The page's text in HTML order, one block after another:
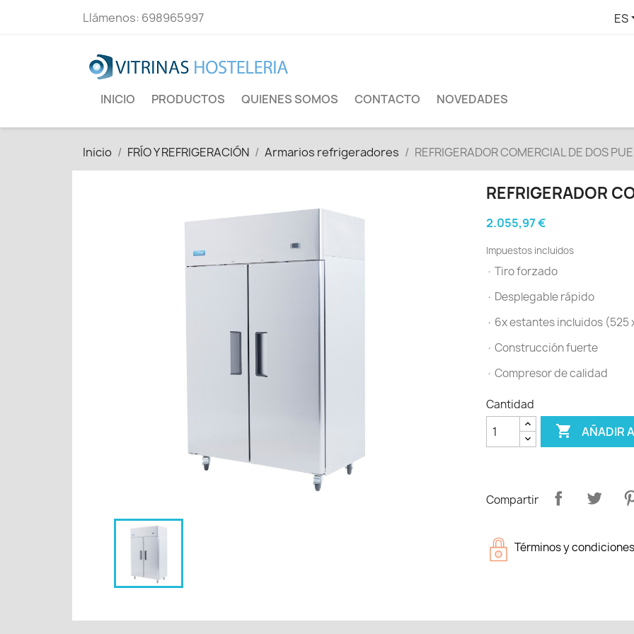
Llámenos: 698965997 ES
INICIO PRODUCTOS QUIENES SOMOS CONTACTO NOVEDADES
Inicio FRÍO Y REFRIGERACIÓN Armarios refrigeradores REFRIGERADOR COMERCIAL DE DOS
REFRIGERADOR
2.055,97 €
Impuestos incluidos
· Tiro forzado
· Desplegable rápido
· 6x estantes incluidos (525
· Construcción fuerte
· Compresor de calidad
Cantidad
 AÑADIR
Compartir
Términos y condiciones